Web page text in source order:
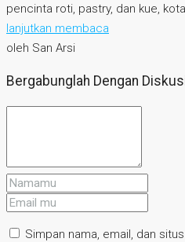
pencinta roti, pastry, dan kue, kota
lanjutkan membaca
oleh San Arsi
Bergabunglah Dengan
Simpan nama, email, dan